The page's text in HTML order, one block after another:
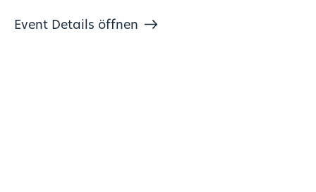
Event Details öffnen